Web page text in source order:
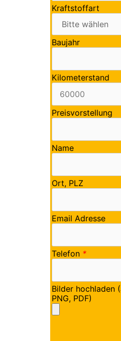
Kraftstoffart
Baujahr
Kilometerstand
Preisvorstellung
Name
Ort, PLZ
Email Adresse
Telefon *
Bilder hochladen
PNG, PDF)